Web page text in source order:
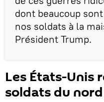
dont beaucoup
nos soldats à la
Président Trump.
Les États-Unis
soldats du